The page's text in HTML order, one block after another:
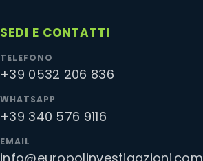
SEDI E CONTATTI
TELEFONO
+39 0532 206 836
WHATSAPP
+39 340 576 9116
EMAIL